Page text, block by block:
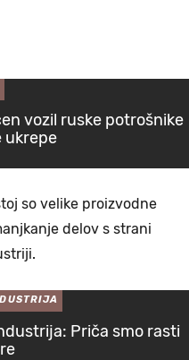
vozil ruske potrošnike
ukrepe
so velike proizvodne
delov s strani
Priča smo rasti